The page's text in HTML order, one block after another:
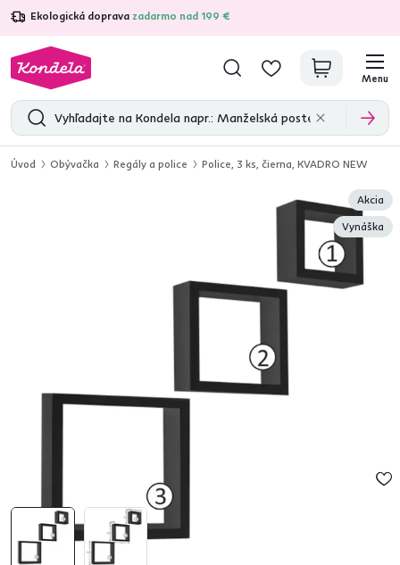
Ekologická doprava zadarmo nad 199 €
4,7 31 285overených produktových recenzií
Menu
Úvod Obývačka Regály a police Police, 3 ks, čierna, KVADRO NEW
Akcia
Vynáška